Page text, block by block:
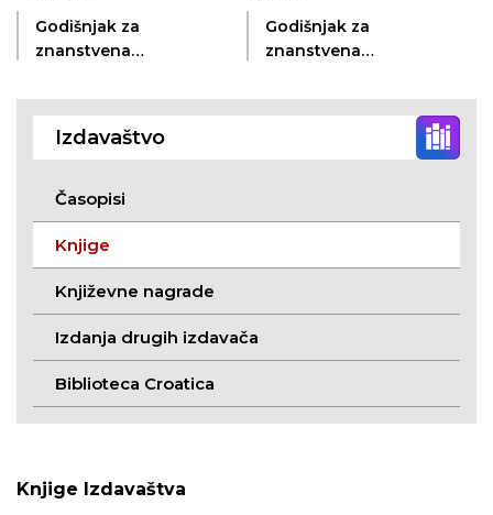
Godišnjak za
znanstvena
Godišnjak za
znanstvena
Izdavaštvo
Časopisi
Knjige
Književne nagrade
Izdanja drugih izdavača
Biblioteca Croatica
Knjige Izdavaštva